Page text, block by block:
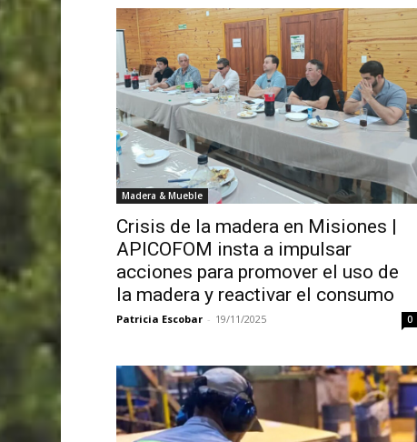
Madera & Mueble
Crisis de la madera en Misiones |
APICOFOM insta a impulsar
acciones para promover el uso de
la madera y reactivar el consumo
Patricia Escobar - 19/11/2025 0